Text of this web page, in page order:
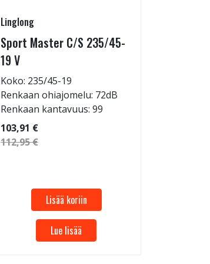
Linglong
Sport Master C/S 235/45-
19 V
Koko: 235/45-19
Renkaan ohiajomelu: 72dB
Renkaan kantavuus: 99
103,91 €
112,95 €
Lisää koriin
Lue lisää